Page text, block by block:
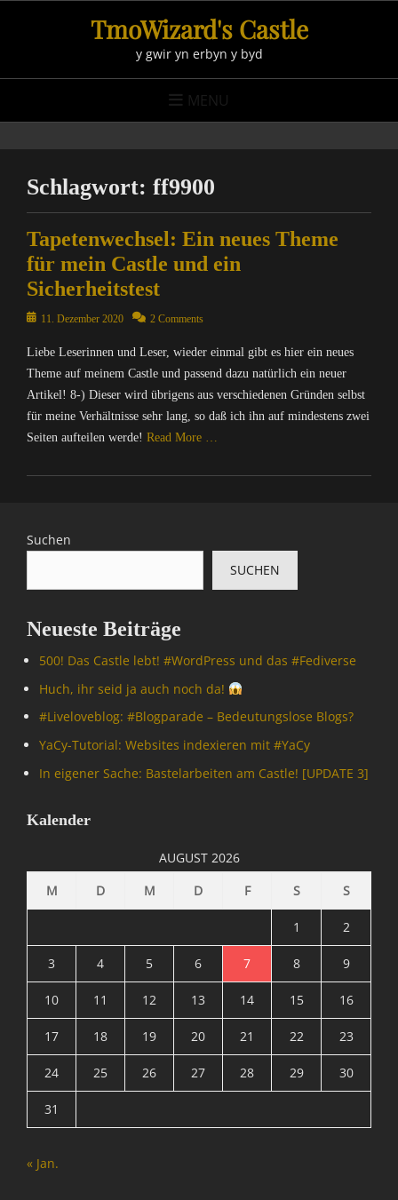
TmoWizard's Castle
y gwir yn erbyn y byd
MENU
Schlagwort: ff9900
Tapetenwechsel: Ein neues Theme
für mein Castle und ein
Sicherheitstest
Posted11. Dezember 2020 2 Comments
Liebe Leserinnen und Leser, wieder einmal gibt es hier ein neues
Theme auf meinem Castle und passend dazu natürlich ein neuer
Artikel! 8-) Dieser wird übrigens aus verschiedenen Gründen selbst
für meine Verhältnisse sehr lang, so daß ich ihn auf mindestens zwei
Seiten aufteilen werde! Read More …
Categories
o
r
p
s
o
u
e
,
n
o
m
t
Suchen
SUCHEN
Neueste Beiträge
500! Das Castle lebt! #WordPress und das #Fediverse
Huch, ihr seid ja auch noch da!
#Livelove­blog: #Blogparade – Bedeutungslose Blogs?
YaCy-Tutorial: Websites indexieren mit #YaCy
In eigener Sache: Bastelarbeiten am Castle! [UPDATE 3]
Kalender
AUGUST 2026
M
D M D F S S
1 2
3 4 5 6 7 8 9
10 11 12 13 14 15 16
17 18 19 20 21 22 23
24 25 26 27 28 29 30
31
« Jan.